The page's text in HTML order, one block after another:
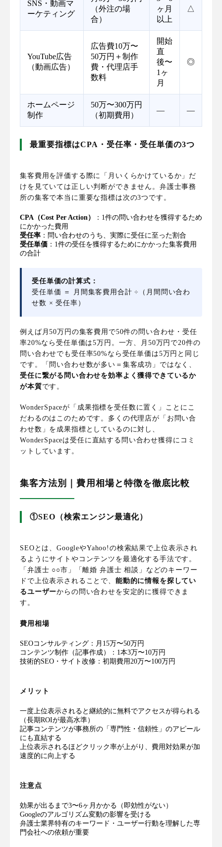
SNS・動画マ
ーケティング
（外注の場
合）
ヶ月
以上
△
YouTube広告
（動画広告）
広告費10万〜
50万円＋制作
費・代理店手
数料
開始
直
後〜
1ヶ
月
◎
ホームページ
制作
50万〜300万円
（初期費用）
— —
最重要指標はCPA・受任率・受任単価の3つ
集客費用を評価する際に「月いくらかけているか」だ
けを見ていては正しい判断ができません。弁護士事務
所の集客で本当に重要な指標は次の3つです。
CPA（Cost Per Action）
：1件の問い合わせを獲得するため
にかかった費用
受任率 ：問い合わせのうち、実際に受任に至った割合
受任単価 ：1件の受任を獲得するためにかかった集客費用
の合計
受任単価の計算式：
受任単価 ＝ 月間集客費用合計 ÷（月間問い合わ
せ数 × 受任率）
例えば月50万円の集客費用で50件の問い合わせ・受任
率20%なら受任単価は5万円。一方、月50万円で20件の
問い合わせでも受任率50%なら受任単価は5万円と同じ
です。「問い合わせ数が多い＝集客成功」ではなく、
受任に繋がる問い合わせを効率よく獲得できているか
が本質です。
WonderSpaceが「成果指標を受任数に置く」ことにこ
だわるのはこのためです。多くの代理店が「お問い合
わせ数」を成果指標としているのに対し、
WonderSpaceは受任に直結する問い合わせ獲得にコミ
ットしています。
集客方法別｜費用相場と特徴を徹底比較
①SEO（検索エンジン最適化）
SEOとは、GoogleやYahoo!の検索結果で上位表示され
るようにサイトやコンテンツを最適化する手法です。
「弁護士 ○○市」「離婚 弁護士 相談」などのキーワー
ドで上位表示されることで、 能動的に情報を探してい
るユーザーからの問い合わせを安定的に獲得できま
す。
費用相場
SEOコンサルティング：月15万〜50万円
コンテンツ制作（記事作成）：1本3万〜10万円
技術的SEO・サイト改修：初期費用20万〜100万円
メリット
一度上位表示されると継続的に無料でアクセスが得られる
（長期ROIが最高水準）
記事コンテンツが事務所の「専門性・信頼性」のアピール
にも直結する
上位表示されるほどクリック率が上がり、費用対効果が加
速度的に向上する
注意点
効果が出るまで3〜6ヶ月かかる（即効性がない）
Googleのアルゴリズム変動の影響を受ける
弁護士業界特有のキーワード・ユーザー行動を理解した専
門会社への依頼が重要